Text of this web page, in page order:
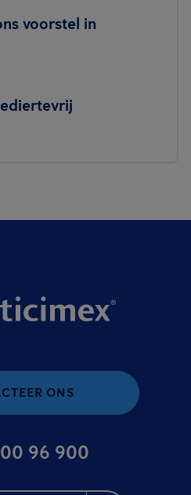
voorstel in
ONS
96 900